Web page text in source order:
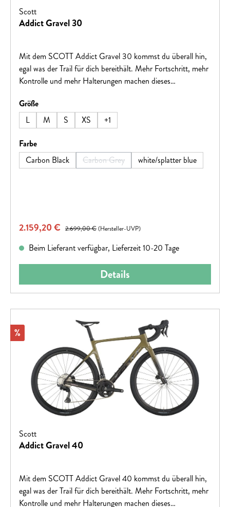
Scott
Addict Gravel 30
Mit dem SCOTT Addict Gravel 30 kommst du überall hin,
egal was der Trail für dich bereithält. Mehr Fortschritt, mehr
Kontrolle und mehr Halterungen machen dieses
Find yourself, get lost.Hinweis: Fahrradspezifikationen
können ohne vorherige Ankündigung geändert werden.
Größeauswählen
L
M S XS +1
Farbeauswählen
Carbon Black
Carbon Grey
(Diese Option ist zurzeit nicht verfügbar.)
white/splatter blue
Verkaufspreis:
2.159,20 € Regulärer Preis:
2.699,00 €(Hersteller-UVP)
Beim Lieferant verfügbar, Lieferzeit 10-20 Tage
Details
Rabatt
%
Scott
Addict Gravel 40
Mit dem SCOTT Addict Gravel 40 kommst du überall hin,
egal was der Trail für dich bereithält. Mehr Fortschritt, mehr
Kontrolle und mehr Halterungen machen dieses